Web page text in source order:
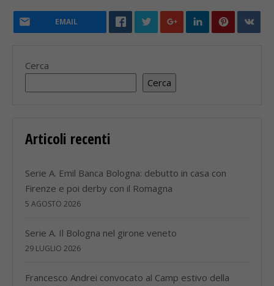
EMAIL
Cerca
Cerca
Articoli recenti
Serie A. Emil Banca Bologna: debutto in casa con
Firenze e poi derby con il Romagna
5 AGOSTO 2026
Serie A. Il Bologna nel girone veneto
29 LUGLIO 2026
Francesco Andrei convocato al Camp estivo della